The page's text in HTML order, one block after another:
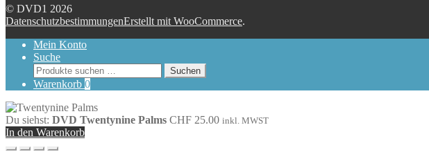
© DVD1 2026
DatenschutzbestimmungenErstellt mit WooCommerce.
Mein Konto
Suche
Suchen
nach:
Suchen
Warenkorb 0
Du siehst: DVD Twentynine Palms CHF 25.00 inkl. MWST
In den Warenkorb